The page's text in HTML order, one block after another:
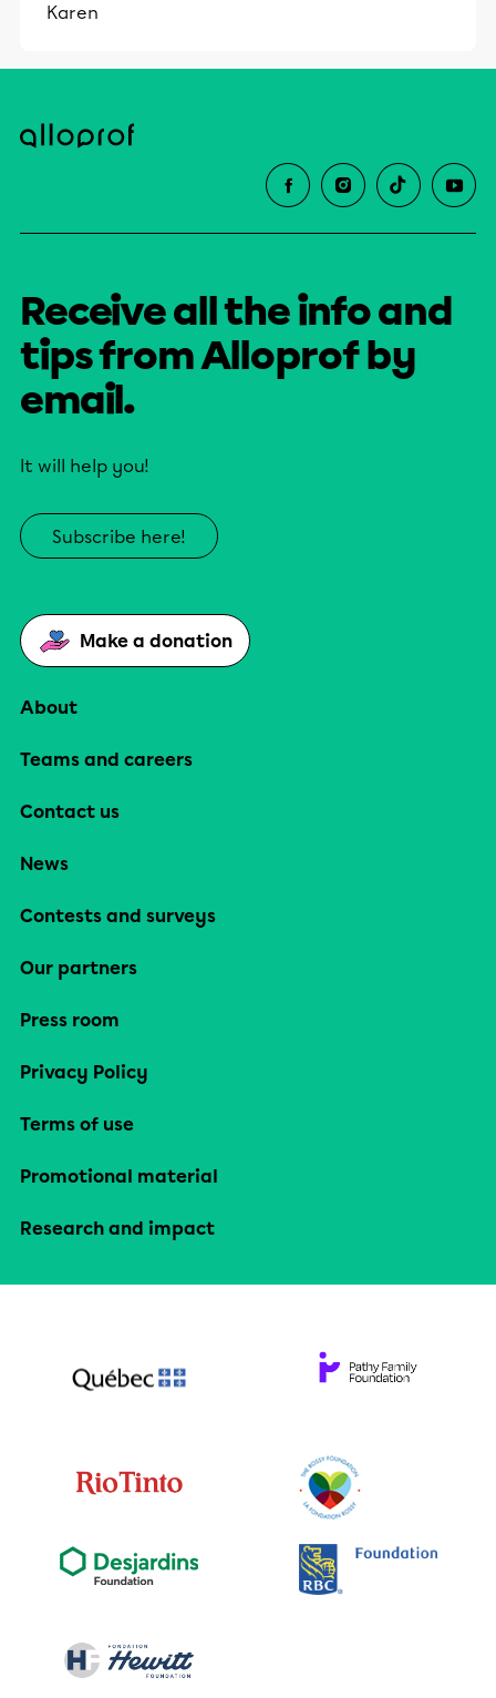
Karen
Receive all the info and
tips from Alloprof by
email.
It will help you!
Subscribe here!
Make a donation
About
Teams and careers
Contact us
News
Contests and surveys
Our partners
Press room
Privacy Policy
Terms of use
Promotional material
Research and impact